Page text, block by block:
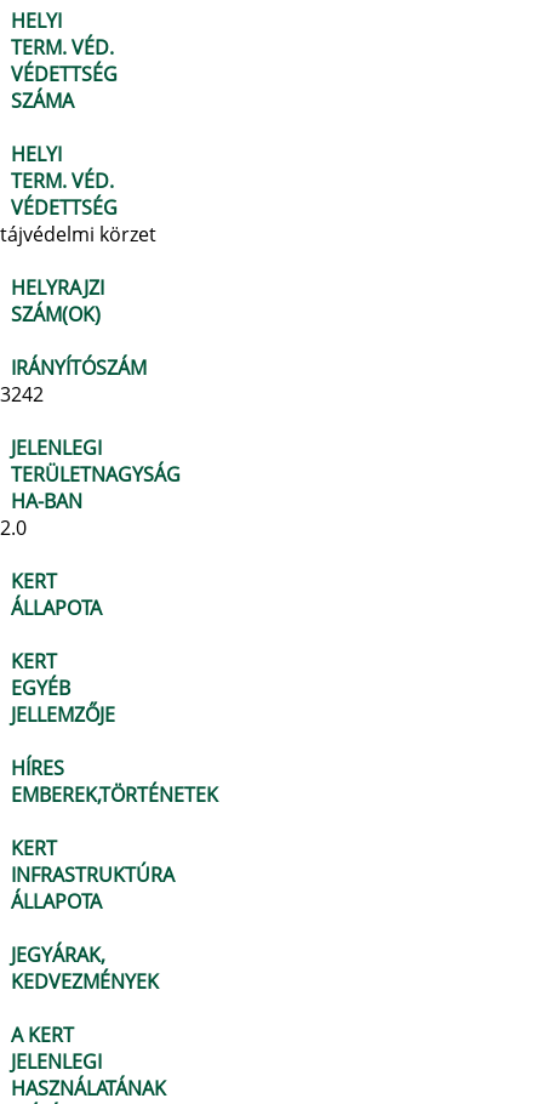
HELYI
TERM. VÉD.
VÉDETTSÉG
SZÁMA
HELYI
TERM. VÉD.
VÉDETTSÉG
tájvédelmi körzet
HELYRAJZI
SZÁM(OK)
IRÁNYÍTÓSZÁM
3242
JELENLEGI
TERÜLETNAGYSÁG
HA-BAN
2.0
KERT
ÁLLAPOTA
KERT
EGYÉB
JELLEMZŐJE
HÍRES
EMBEREK,TÖRTÉNETEK
KERT
INFRASTRUKTÚRA
ÁLLAPOTA
JEGYÁRAK,
KEDVEZMÉNYEK
A KERT
JELENLEGI
HASZNÁLATÁNAK